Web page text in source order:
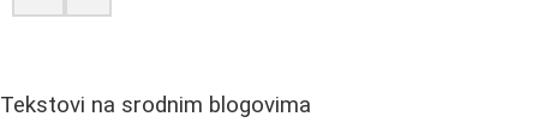
Tekstovi na srodnim blogovima